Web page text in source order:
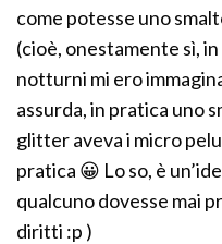
come potesse uno
(cioè, onestamente sì,
notturni mi ero
assurda, in pratica uno
glitter aveva i micro
pratica 😀 Lo so, è
qualcuno dovesse mai
diritti :p )